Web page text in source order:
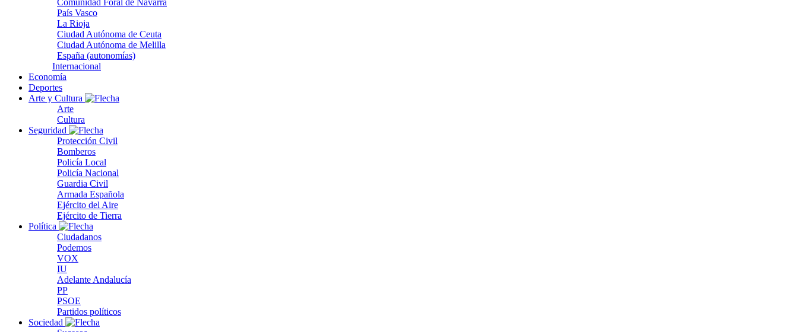
Comunidad Foral de Navarra
País Vasco
La Rioja
Ciudad Autónoma de Ceuta
Ciudad Autónoma de Melilla
España (autonomías)
Internacional
Economía
Deportes
Arte y Cultura
Arte
Cultura
Seguridad
Protección Civil
Bomberos
Policía Local
Policía Nacional
Guardia Civil
Armada Española
Ejército del Aire
Ejército de Tierra
Política
Ciudadanos
Podemos
VOX
IU
Adelante Andalucía
PP
PSOE
Partidos políticos
Sociedad